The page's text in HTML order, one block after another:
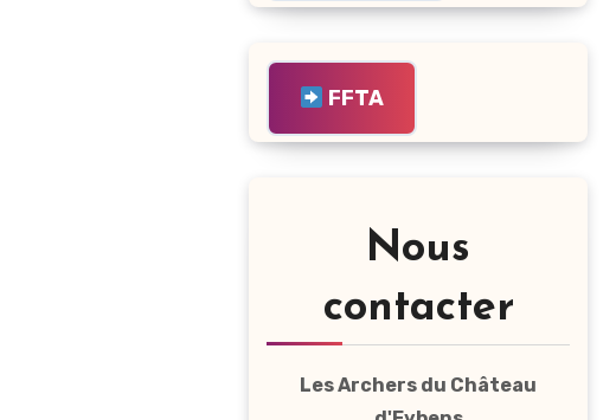
FFTA
Nous
contacter
Les Archers du Château